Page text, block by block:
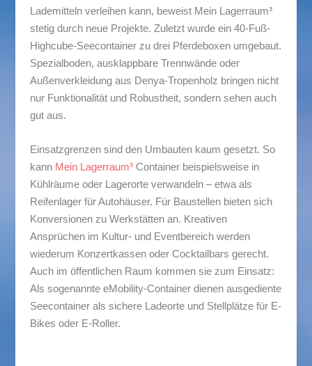
Lademitteln verleihen kann, beweist Mein Lagerraum³
stetig durch neue Projekte. Zuletzt wurde ein 40-Fuß-
Highcube-Seecontainer zu drei Pferdeboxen umgebaut.
Spezialboden, ausklappbare Trennwände oder
Außenverkleidung aus Denya-Tropenholz bringen nicht
nur Funktionalität und Robustheit, sondern sehen auch
gut aus.
Einsatzgrenzen sind den Umbauten kaum gesetzt. So
kann Mein Lagerraum³Container beispielsweise in
Kühlräume oder Lagerorte verwandeln – etwa als
Reifenlager für Autohäuser. Für Baustellen bieten sich
Konversionen zu Werkstätten an. Kreativen
Ansprüchen im Kultur- und Eventbereich werden
wiederum Konzertkassen oder Cocktailbars gerecht.
Auch im öffentlichen Raum kommen sie zum Einsatz:
Als sogenannte eMobility-Container dienen ausgediente
Seecontainer als sichere Ladeorte und Stellplätze für E-
Bikes oder E-Roller.